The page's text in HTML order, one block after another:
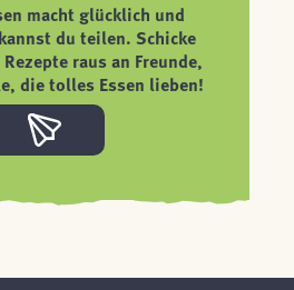
macht glücklich und
du teilen. Schicke
raus an Freunde,
die tolles Essen lieben!